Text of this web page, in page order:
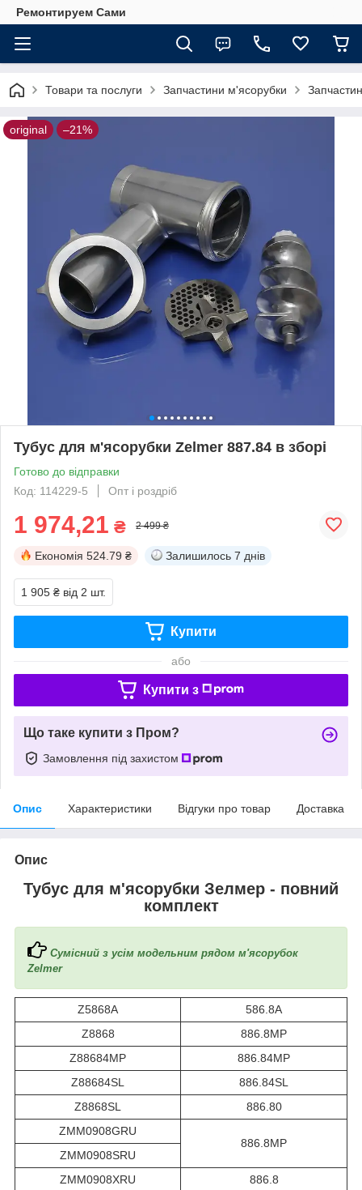
Ремонтируем Сами
Товари та послуги Запчастини м'ясорубки
original –21%
Тубус для м'ясорубки Zelmer 887.84 в зборі
Готово до відправки
Код: 114229-5
Опт і роздріб
1 974,21 ₴ 2 499 ₴
Економія 524.79 ₴ Залишилось 7 днів
1 905 ₴ від 2 шт.
Купити
або
Купити з
Що таке купити з Пром?
Замовлення під захистом
Опис Характеристики Відгуки про товар Доставка
Опис
Тубус для м'ясорубки Зелмер - повний
комплект
Сумісний з усім модельним рядом м'ясорубок
Zelmer
Z5868A
586.8A
Z8868
886.8MP
Z88684MP
886.84MP
Z88684SL
886.84SL
Z8868SL
886.80
ZMM0908GRU
886.8MP
ZMM0908SRU
ZMM0908XRU
886.8